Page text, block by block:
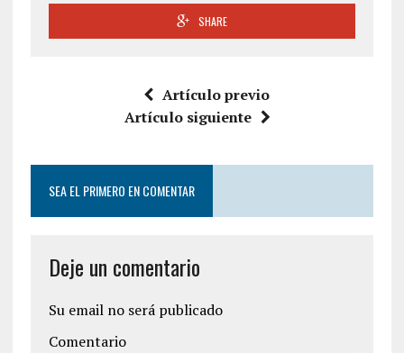
SHARE
Artículo previo
Artículo siguiente
SEA EL PRIMERO EN COMENTAR
Deje un comentario
Su email no será publicado
Comentario